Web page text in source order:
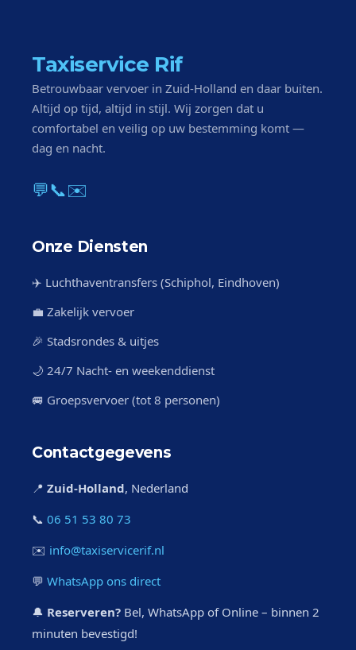
Taxiservice Rif
Betrouwbaar vervoer in Zuid-Holland en daar buiten.
Altijd op tijd, altijd in stijl. Wij zorgen dat u
comfortabel en veilig op uw bestemming komt —
dag en nacht.
💬📞✉️
Onze Diensten
✈️ Luchthaventransfers (Schiphol, Eindhoven)
💼 Zakelijk vervoer
🎉 Stadsrondes & uitjes
🌙 24/7 Nacht- en weekenddienst
🚐 Groepsvervoer (tot 8 personen)
Contactgegevens
📍 Zuid-Holland, Nederland
📞 06 51 53 80 73
✉️ info@taxiservicerif.nl
💬 WhatsApp ons direct
🔔 Reserveren? Bel, WhatsApp of Online – binnen 2
minuten bevestigd!